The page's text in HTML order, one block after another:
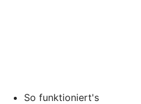
So funktioniert's